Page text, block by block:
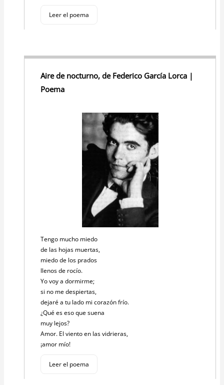
Leer el poema
Aire de nocturno, de Federico García Lorca |
Poema
Tengo mucho miedo
de las hojas muertas,
miedo de los prados
llenos de rocío.
Yo voy a dormirme;
si no me despiertas,
dejaré a tu lado mi corazón frío.
¿Qué es eso que suena
muy lejos?
Amor. El viento en las vidrieras,
¡amor mío!
Leer el poema